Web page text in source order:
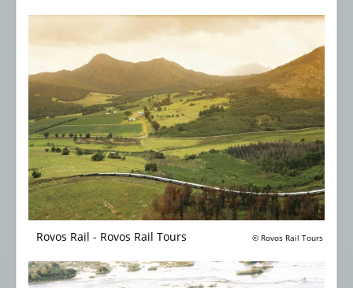
© Rovos Rail Tours
Rovos Rail - Rovos Rail Tours